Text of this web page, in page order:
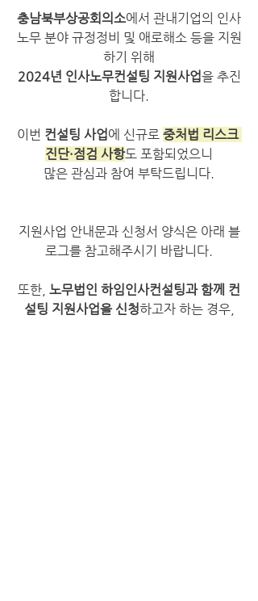
충남북부상공회의소에서 관내기업의 인사
노무 분야 규정정비 및 애로해소 등을 지원
하기 위해
2024년 인사노무컨설팅 지원사업을 추진
합니다.
이번 컨설팅 사업에 신규로 중처법 리스크
진단·점검 사항도 포함되었으니
많은 관심과 참여 부탁드립니다.
지원사업 안내문과 신청서 양식은 아래 블
로그를 참고해주시기 바랍니다.
또한, 노무법인 하임인사컨설팅과 함께 컨
설팅 지원사업을 신청하고자 하는 경우,